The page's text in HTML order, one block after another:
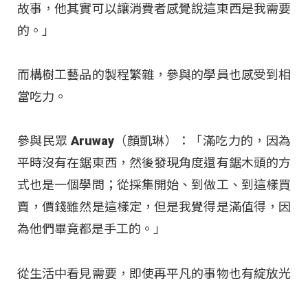
故事，他其實可以讓消費者感覺說這東西是我需要
的。」
而構樹工藝品的製程繁雜，參與的學員也感受到相
當吃力。
參與民眾 Aruway（顏凱琳）：「滿吃力的，因為
平時沒有在鋸東西，然後發現角度還有鋸木頭的方
式也是一個學問；從採集開始、到做工、到這樣買
賣，價錢雖然是這樣定，但是我覺得是滿值得，因
為他們畢竟都是手工的。」
從生活中看見需要，即使再平凡的事物也有綻放光